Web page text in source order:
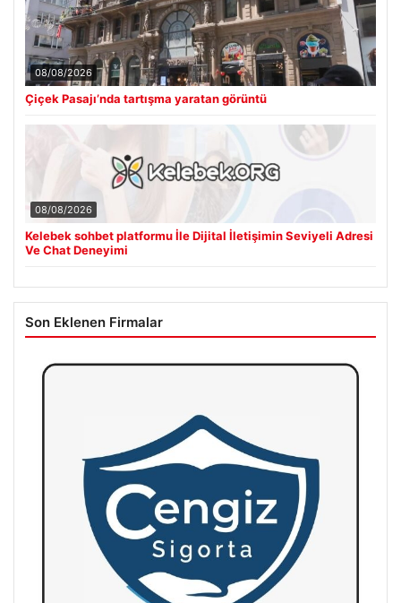
08/08/2026
Çiçek Pasajı’nda tartışma yaratan görüntü
08/08/2026
Kelebek sohbet platformu İle Dijital İletişimin Seviyeli Adresi
Ve Chat Deneyimi
Son Eklenen Firmalar